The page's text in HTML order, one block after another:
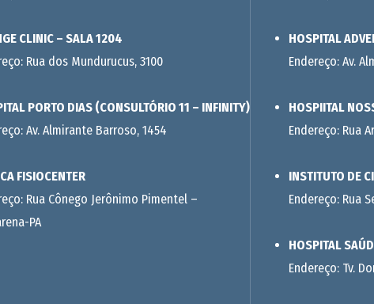
CLINIC – SALA 1204
Rua dos Mundurucus, 3100
PORTO DIAS (CONSULTÓRIO 11 – INFINITY)
Av. Almirante Barroso, 1454
FISIOCENTER
Rua Cônego Jerônimo Pimentel –
PA
HOSPITAL
Endereço: Av.
HOSPIITAL
Endereço: Rua
INSTITUTO DE
Endereço: Rua
HOSPITAL
Endereço: Tv.